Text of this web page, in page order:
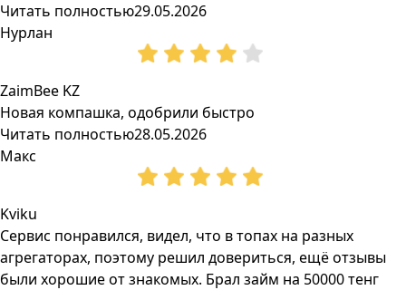
Читать полностью29.05.2026
Нурлан
ZaimBee KZ
Новая компашка, одобрили быстро
Читать полностью28.05.2026
Макс
Kviku
Сервис понравился, видел, что в топах на разных
агрегаторах, поэтому решил довериться, ещё отзывы
были хорошие от знакомых. Брал займ на 50000 тенг